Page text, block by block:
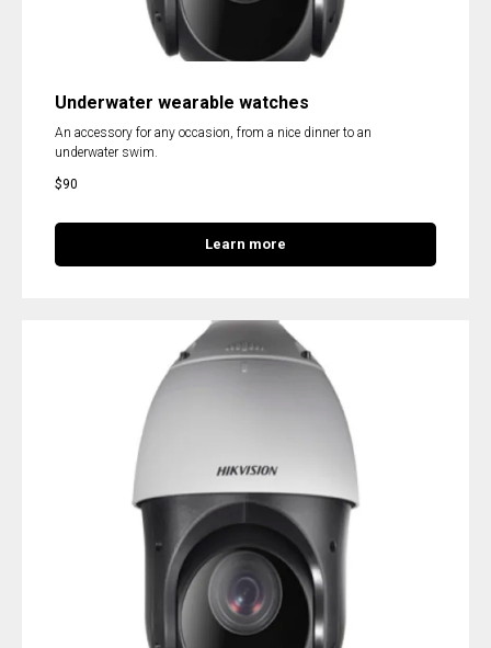
Underwater wearable watches
An accessory for any occasion, from a nice dinner to an
underwater swim.
$90
Learn more